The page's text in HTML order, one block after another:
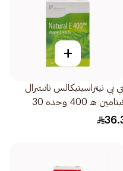
+
بي نيتراسيتيكالس ناتشرال
فيتامين هـ 400 وحدة 30